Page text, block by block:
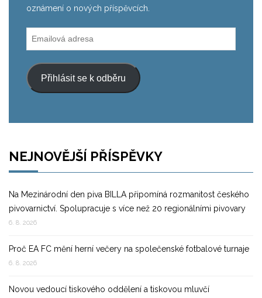
oznámení o nových příspěvcích.
Emailová
adresa
Přihlásit se k odběru
NEJNOVĚJŠÍ PŘÍSPĚVKY
Na Mezinárodní den piva BILLA připomíná rozmanitost českého
pivovarnictví. Spolupracuje s více než 20 regionálními pivovary
6. 8. 2026
Proč EA FC mění herní večery na společenské fotbalové turnaje
6. 8. 2026
Novou vedoucí tiskového oddělení a tiskovou mluvčí